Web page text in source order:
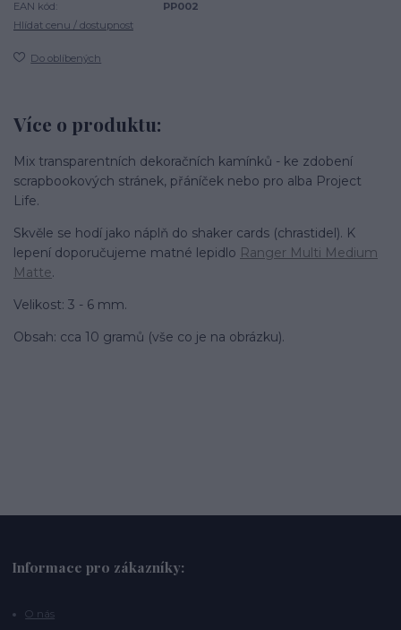
EAN kód:
PP002
Hlídat cenu / dostupnost
Do oblíbených
Více o produktu:
Mix transparentních dekoračních kamínků - ke zdobení
scrapbookových stránek, přáníček nebo pro alba Project
Life.
Skvěle se hodí jako náplň do shaker cards (chrastidel). K
lepení doporučujeme matné lepidlo Ranger Multi Medium
Matte.
Velikost: 3 - 6 mm.
Obsah: cca 10 gramů (vše co je na obrázku).
Informace pro zákazníky:
O nás